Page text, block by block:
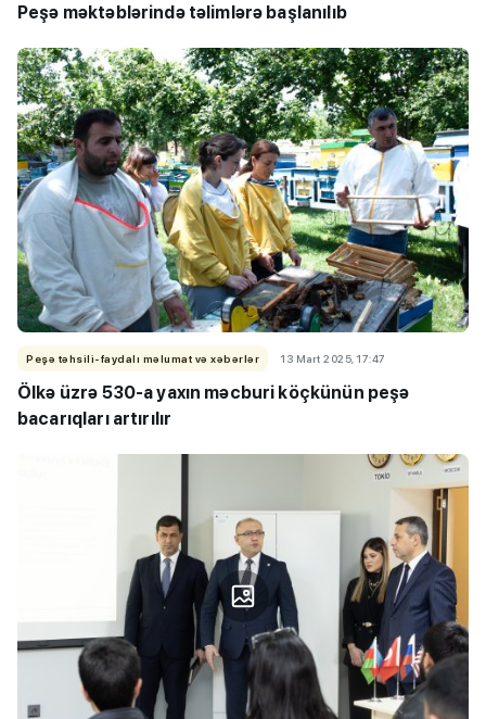
Peşə məktəblərində təlimlərə başlanılıb
Peşə təhsili-faydalı məlumat və xəbərlər 13 Mart 2025, 17:47
Ölkə üzrə 530-a yaxın məcburi köçkünün peşə
bacarıqları artırılır